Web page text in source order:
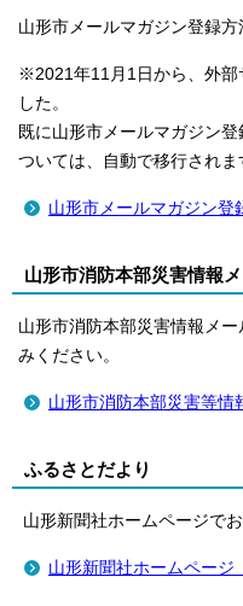
山形市メールマガジン登録方
※2021年11月1日から、外部
した。
既に山形市メールマガジン
ついては、自動で移行されま
山形市メールマガジン登
山形市消防本部災害情報
山形市消防本部災害情報メ
みください。
山形市消防本部災害等情
ふるさとだより
山形新聞社ホームページで
山形新聞社ホームページ